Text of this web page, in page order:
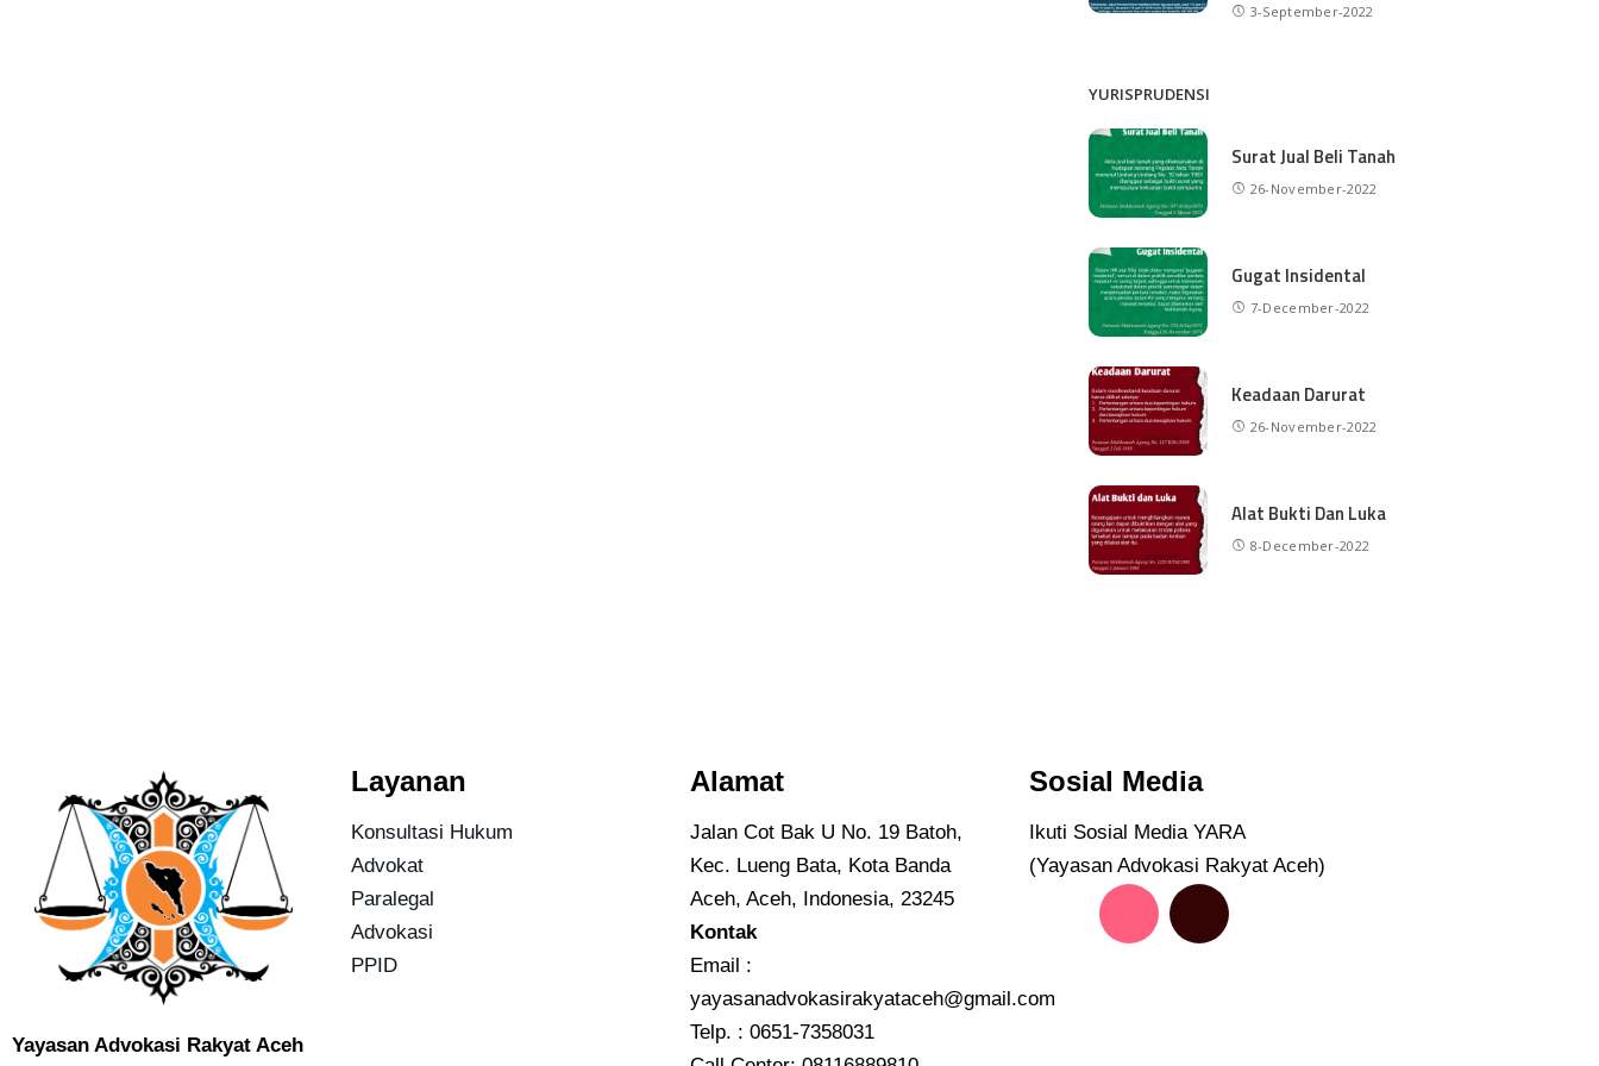
3-September-2022
YURISPRUDENSI
Surat Jual Beli Tanah
26-November-2022
Gugat Insidental
7-December-2022
Keadaan Darurat
26-November-2022
Alat Bukti Dan Luka
8-December-2022
Yayasan Advokasi Rakyat Aceh
Layanan
Konsultasi Hukum
Advokat
Paralegal
Advokasi
PPID
Alamat
Jalan Cot Bak U No. 19 Batoh,
Kec. Lueng Bata, Kota Banda
Aceh, Aceh, Indonesia, 23245
Kontak
Email :
yayasanadvokasirakyataceh@gmail.com
Telp. : 0651-7358031
Sosial Media
Ikuti Sosial Media YARA
(Yayasan Advokasi Rakyat Aceh)